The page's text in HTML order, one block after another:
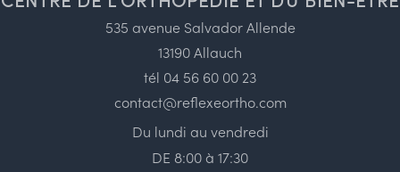
535 avenue Salvador Allende
13190 Allauch
tél 04 56 60 00 23
contact@reflexeortho.com
Du lundi au vendredi
DE 8:00 à 17:30